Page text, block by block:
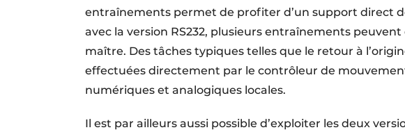
entraînements permet de profiter d’un support direct
avec la version RS232, plusieurs entraînements
maître. Des tâches typiques telles que le retour à
effectuées directement par le contrôleur de
numériques et analogiques locales.
Il est par ailleurs aussi possible d’exploiter les deux